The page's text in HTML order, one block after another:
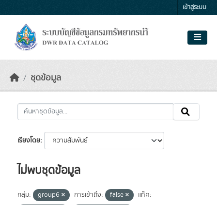
เข้าสู่ระบบ
ชุดข้อมูล
เรียงโดย
ไม่พบชุดข้อมูล
กลุ่ม: group6 การเข้าถึง: false
แท็ค: